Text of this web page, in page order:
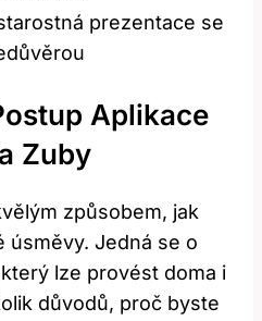
prezentace ⁢se
Aplikace
Zuby
způsobem, jak
‍úsměvy. Jedná se o
lze provést ⁢doma i
důvodů, ⁣proč byste